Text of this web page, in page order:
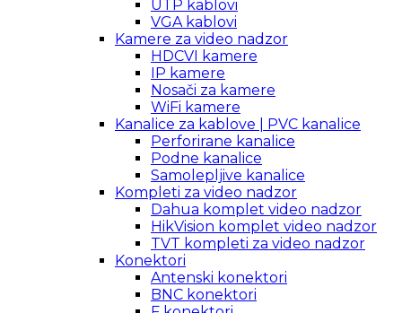
UTP kablovi
VGA kablovi
Kamere za video nadzor
HDCVI kamere
IP kamere
Nosači za kamere
WiFi kamere
Kanalice za kablove | PVC kanalice
Perforirane kanalice
Podne kanalice
Samolepljive kanalice
Kompleti za video nadzor
Dahua komplet video nadzor
HikVision komplet video nadzor
TVT kompleti za video nadzor
Konektori
Antenski konektori
BNC konektori